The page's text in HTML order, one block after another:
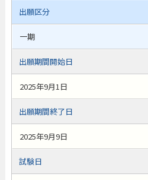
出願区分
一期
出願期間開始日
2025年9月1日
出願期間終了日
2025年9月9日
試験日